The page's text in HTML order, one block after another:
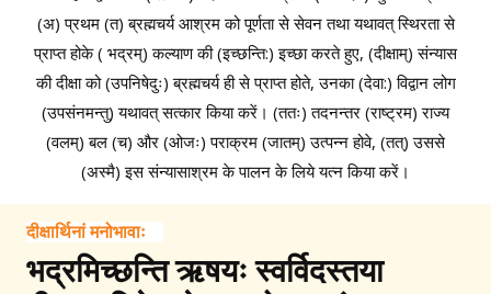
(अ) प्रथम (त) ब्रह्मचर्य आश्रम को पूर्णता से सेवन तथा यथावत् स्थिरता से
प्राप्त होके ( भद्रम्) कल्याण की (इच्छन्ति:) इच्छा करते हुए, (दीक्षाम्) संन्यास
की दीक्षा को (उपनिषेदुः) ब्रह्मचर्य ही से प्राप्त होते, उनका (देवा:) विद्वान लोग
(उपसंनमन्तु) यथावत् सत्कार किया करें। (ततः) तदनन्तर (राष्ट्रम) राज्य
(वलम्) बल (च) और (ओजः) पराक्रम (जातम्) उत्पन्न होवे, (तत्) उससे
(अस्मै) इस संन्यासाश्रम के पालन के लिये यत्न किया करें।
दीक्षार्थिनां मनोभावाः
भद्रमिच्छन्ति ऋषयः स्वर्विदस्तया